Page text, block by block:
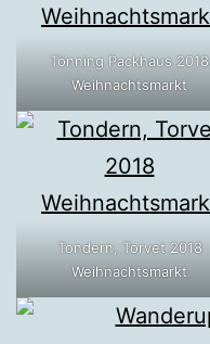
Tönning Packhaus 2018
Weihnachtsmarkt
Tondern, Torvet 2018
Weihnachtsmarkt